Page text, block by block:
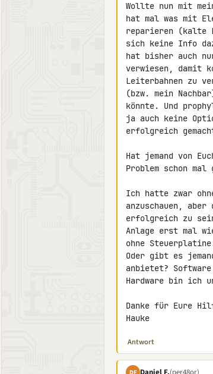
Wollte nun mit
hat mal was mit
reparieren (kalte
sich keine Info
hat bisher auch
verwiesen, damit
Leiterbahnen zu
(bzw. mein
könnte. Und
ja auch keine
erfolgreich
Hat jemand von
Problem schon mal
Ich hatte zwar
anzuschauen,
erfolgreich zu
Anlage erst mal
ohne
Oder gibt es
anbietet? Software
Hardware bin ich
Danke für Eure
Hauke
Antwort
DF